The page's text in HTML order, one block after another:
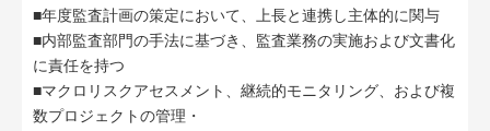
■年度監査計画の策定において、上長と連携し主体的に関与
■内部監査部門の手法に基づき、監査業務の実施および文書化
に責任を持つ
■マクロリスクアセスメント、継続的モニタリング、および複
数プロジェクトの管理・